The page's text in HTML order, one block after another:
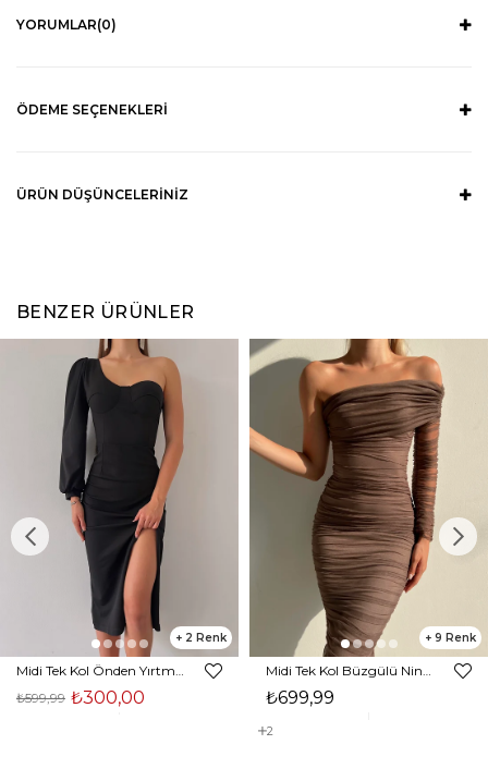
YORUMLAR(0)
ÖDEME SEÇENEKLERI
ÜRÜN DÜŞÜNCELERINIZ
BENZER ÜRÜNLER
2
₺300,00
₺599,99
9
₺699,99
2